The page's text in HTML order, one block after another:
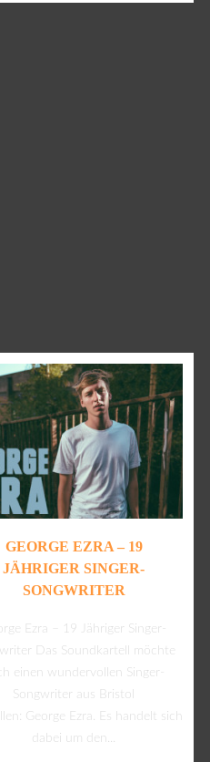
GEORGE EZRA – 19
JÄHRIGER SINGER-
SONGWRITER
Ezra – 19 Jähriger Singer-
Das Soundkartell möchte
einen wundervollen Singer-
Songwriter aus Bristol
George Ezra. Es handelt sich
dabei um den...